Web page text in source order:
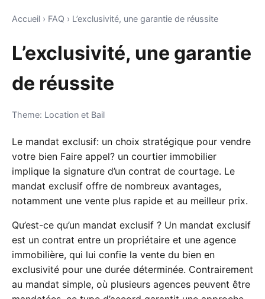
Accueil › FAQ › L’exclusivité, une garantie de réussite
L’exclusivité, une garantie
de réussite
Theme: Location et Bail
Le mandat exclusif: un choix stratégique pour vendre
votre bien Faire appel? un courtier immobilier
implique la signature d’un contrat de courtage. Le
mandat exclusif offre de nombreux avantages,
notamment une vente plus rapide et au meilleur prix.
Qu’est-ce qu’un mandat exclusif ? Un mandat exclusif
est un contrat entre un propriétaire et une agence
immobilière, qui lui confie la vente du bien en
exclusivité pour une durée déterminée. Contrairement
au mandat simple, où plusieurs agences peuvent être